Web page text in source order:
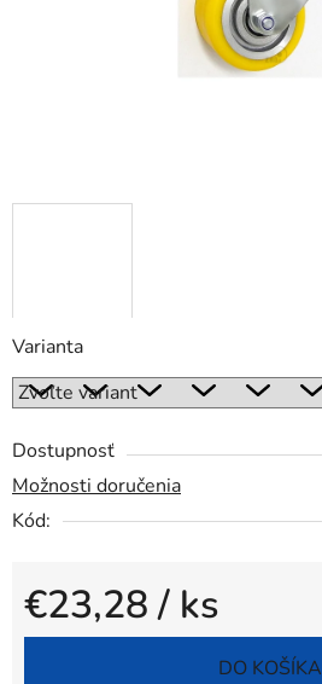
Varianta
Dostupnosť
Možnosti doručenia
Kód:
€23,28/ ks
Jednotková cena:
DO KOŠÍKA